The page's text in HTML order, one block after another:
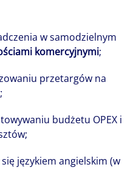
w samodzielnym
komercyjnymi;
przetargów na
budżetu OPEX i
językiem angielskim (w
ludzie
i stoją za
osób pełnych
wnosi do firmy